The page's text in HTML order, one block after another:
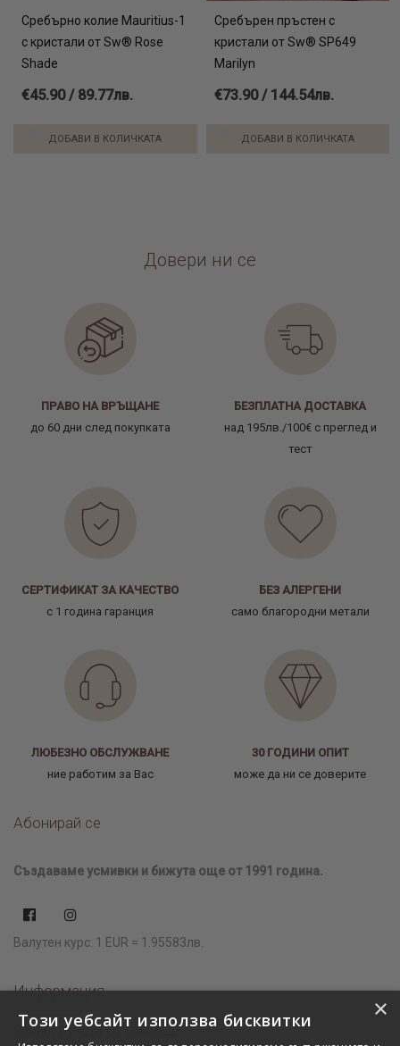
Сребърно колие Mauritius-1
с кристали от Sw® Rose
Shade
€45.90 / 89.77лв.
ДОБАВИ В КОЛИЧКАТА
Сребърен пръстен с
кристали от Sw® SP649
Marilyn
€73.90 / 144.54лв.
ДОБАВИ В КОЛИЧКАТА
Довери ни се
ПРАВО НА ВРЪЩАНЕ
до 60 дни след покупката
БЕЗПЛАТНА ДОСТАВКА
над 195лв./100€ с преглед и
тест
СЕРТИФИКАТ ЗА КАЧЕСТВО
с 1 година гаранция
БЕЗ АЛЕРГЕНИ
само благородни метали
ЛЮБЕЗНО ОБСЛУЖВАНЕ
ние работим за Вас
30 ГОДИНИ ОПИТ
може да ни се доверите
Абонирай се
Създаваме усмивки и бижута още от 1991 година.
Валутен курс: 1 EUR = 1.95583лв.
Информация
Имаш нужда от помощ?
×
Този уебсайт използва бисквитки